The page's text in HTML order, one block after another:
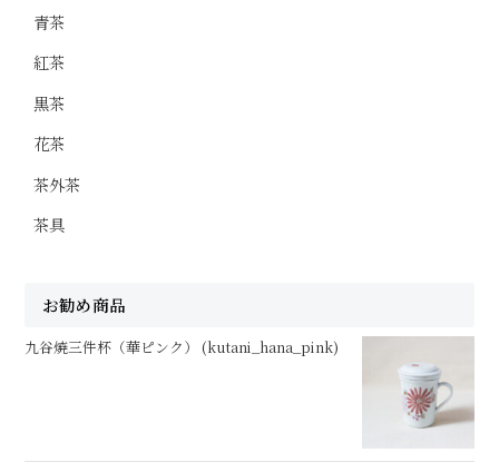
青茶
紅茶
黒茶
花茶
茶外茶
茶具
お勧め商品
九谷焼三件杯（華ピンク） (kutani_hana_pink)